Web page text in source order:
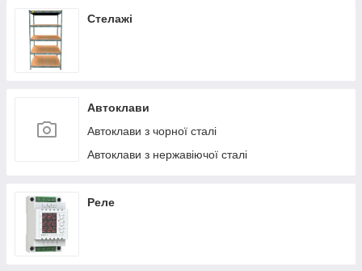
Стелажі
Автоклави
Автоклави з чорної сталі
Автоклави з нержавіючої сталі
Реле